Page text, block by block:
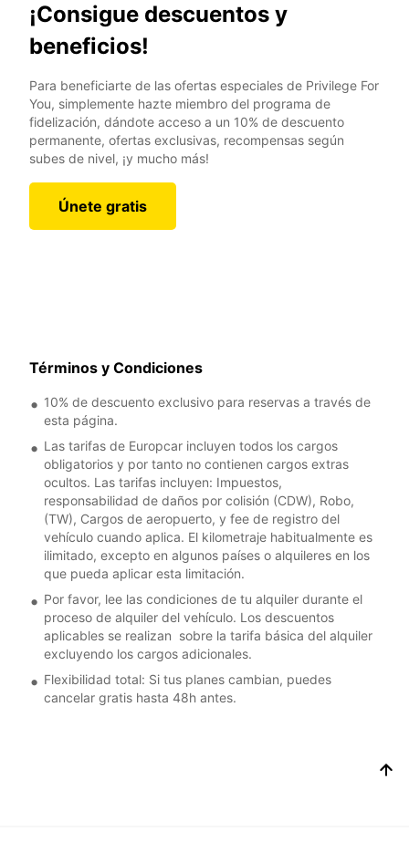
¡Consigue descuentos y
beneficios!
Para beneficiarte de las ofertas especiales de Privilege For
You, simplemente hazte miembro del programa de
fidelización, dándote acceso a un 10% de descuento
permanente, ofertas exclusivas, recompensas según
subes de nivel, ¡y mucho más!
Únete gratis
Términos y Condiciones
10% de descuento exclusivo para reservas a través de
esta página.
Las tarifas de Europcar incluyen todos los cargos
obligatorios y por tanto no contienen cargos extras
ocultos. Las tarifas incluyen: Impuestos,
responsabilidad de daños por colisión (CDW), Robo,
(TW), Cargos de aeropuerto, y fee de registro del
vehículo cuando aplica. El kilometraje habitualmente es
ilimitado, excepto en algunos países o alquileres en los
que pueda aplicar esta limitación.
Por favor, lee las condiciones de tu alquiler durante el
proceso de alquiler del vehículo. Los descuentos
aplicables se realizan sobre la tarifa básica del alquiler
excluyendo los cargos adicionales.
Flexibilidad total: Si tus planes cambian, puedes
cancelar gratis hasta 48h antes.